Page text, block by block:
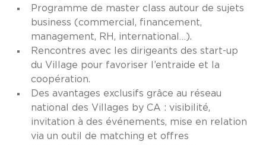
Programme de master class autour de sujets
business (commercial, financement,
management, RH, international…).
Rencontres avec les dirigeants des start-up
du Village pour favoriser l’entraide et la
coopération.
Des avantages exclusifs grâce au réseau
national des Villages by CA : visibilité,
invitation à des événements, mise en relation
via un outil de matching et offres